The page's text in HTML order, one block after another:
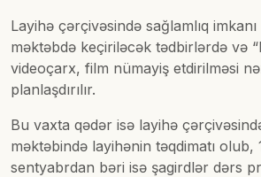
Layihə çərçivəsində sağlamlıq
məktəbdə keçiriləcək tədbirlərdə və
videoçarx, film nümayiş etdirilməsi
planlaşdırılır.
Bu vaxta qədər isə layihə
məktəbində layihənin təqdimatı
sentyabrdan bəri isə şagirdlər dərs